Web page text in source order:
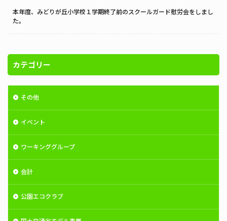
本年度、みどりが丘小学校１学期終了前のスクールガード慰労会をしまし
た。
カテゴリー
その他
イベント
ワーキンググループ
会計
公園エコクラブ